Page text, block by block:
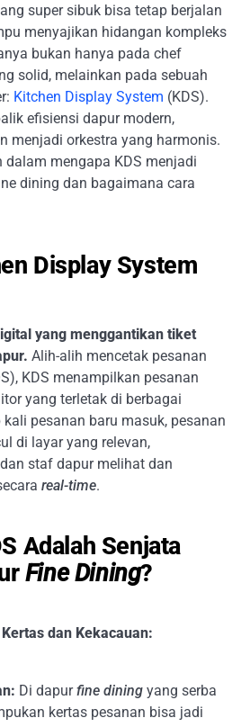
super sibuk bisa tetap berjalan
menyajikan hidangan kompleks
bukan hanya pada chef
solid, melainkan pada sebuah
Kitchen Display System (KDS).
efisiensi dapur modern,
menjadi orkestra yang harmonis.
mengapa KDS menjadi
dining dan bagaimana cara
Display System
yang menggantikan tiket
Alih-alih mencetak pesanan
KDS menampilkan pesanan
yang terletak di berbagai
pesanan baru masuk, pesanan
di layar yang relevan,
staf dapur melihat dan
real-time.
Adalah Senjata
Fine Dining?
dan Kekacauan:
Di dapurfine dining yang serba
kertas pesanan bisa jadi